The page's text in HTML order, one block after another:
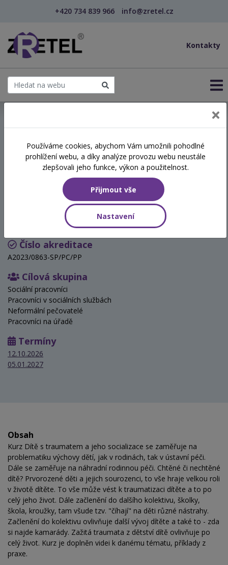
+420 734 839 966 info@zretel.cz
Kontakty
Dítě s traumatem a jeho
socializace
Hodinová dotace
8 vyučovacích hodin
Číslo akreditace
A2023/0863-SP/PC/PP
Cílová skupina
Sociální pracovníci
Pracovníci v sociálních službách
Neformální pečovatelé
Pracovníci na úřadě
Termíny
12.10.2026
05.01.2027
Obsah
Kurz Dítě s traumatem a jeho socializace se zaměřuje na
problematiku výchovy dětí, jak v rodinách, tak v ústavní péči.
Dále se zaměřuje na náhradní rodinnou péči. Chtěné či nechtěné
dítě? Prvorozené děti a jejich sourozenci, to vše hraje velkou roli
v životě dítěte. To vše může vést k traumatizaci dítěte a to po
celý jeho život. Dále začlenění do dalšího kolektivu, školky,
škola, kroužky, tam všude tzv. "číhají" na děti různé nástrahy.
Začlenění do kolektivu ovlivňuje další vývoj dítěte a také to - zda
si najde kamarády. Zažitá traumata z dětství dítě ovlivňuje po
celý život. Kurz je doplněn videi k danému tématu, příklady z
praxe.
Používáme cookies, abychom Vám umožnili pohodlné
prohlížení webu, a díky analýze provozu webu neustále
zlepšovali jeho funkce, výkon a použitelnost.
Přijmout vše
Nastavení